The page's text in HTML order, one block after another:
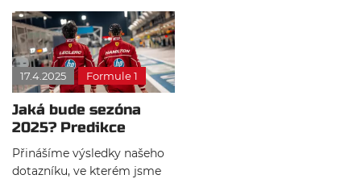
17.4.2025 Formule 1
Jaká bude sezóna
2025? Predikce
fanoušků z Česka a
Slovenska
Přinášíme výsledky našeho
dotazníku, ve kterém jsme